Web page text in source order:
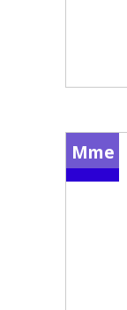
Mme